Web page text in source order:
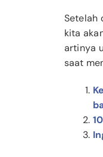
Setelah
kita
artinya
saat